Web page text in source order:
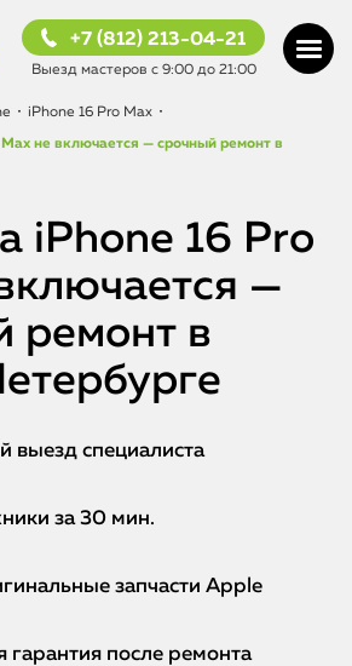
+7 (812) 213-04-21
Выезд мастеров с 9:00 до 21:00
• iPhone 16 Pro Max •
не включается — срочный ремонт в
iPhone 16 Pro
—
ремонт в
выезд специалиста
за 30 мин.
запчасти Apple
гарантия после ремонта